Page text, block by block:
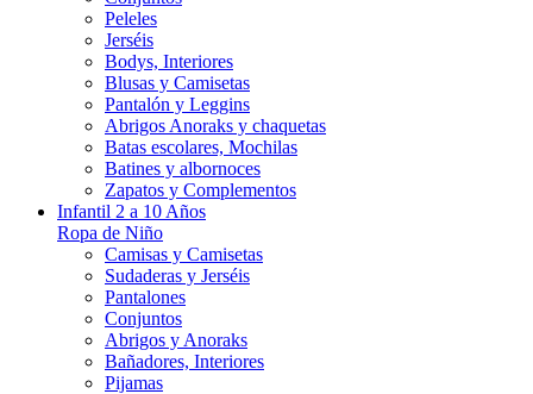
Peleles
Jerséis
Bodys, Interiores
Blusas y Camisetas
Pantalón y Leggins
Abrigos Anoraks y chaquetas
Batas escolares, Mochilas
Batines y albornoces
Zapatos y Complementos
Infantil 2 a 10 Años
Ropa de Niño
Camisas y Camisetas
Sudaderas y Jerséis
Pantalones
Conjuntos
Abrigos y Anoraks
Bañadores, Interiores
Pijamas